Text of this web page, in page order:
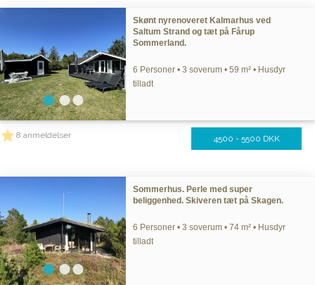
Skønt nyrenoveret Kalmarhus ved
Saltum Strand og tæt på Fårup
Sommerland.
6 Personer • 3 soverum • 59 m² • Husdyr
tilladt
8 anmeldelser 4500 - 5500 DKK
Sommerhus. Perle med super
beliggenhed. Skiveren tæt på Skagen.
6 Personer • 3 soverum • 74 m² • Husdyr
tilladt